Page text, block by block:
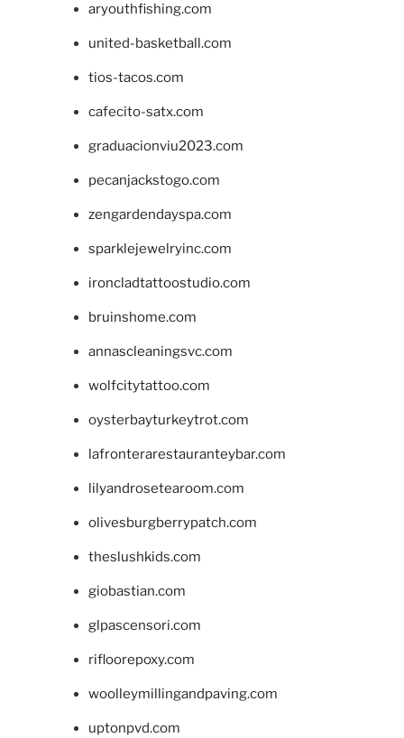
aryouthfishing.com
united-basketball.com
tios-tacos.com
cafecito-satx.com
graduacionviu2023.com
pecanjackstogo.com
zengardendayspa.com
sparklejewelryinc.com
ironcladtattoostudio.com
bruinshome.com
annascleaningsvc.com
wolfcitytattoo.com
oysterbayturkeytrot.com
lafronterarestauranteybar.com
lilyandrosetearoom.com
olivesburgberrypatch.com
theslushkids.com
giobastian.com
glpascensori.com
rifloorepoxy.com
woolleymillingandpaving.com
uptonpvd.com